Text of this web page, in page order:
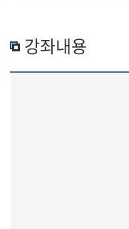
강좌내용